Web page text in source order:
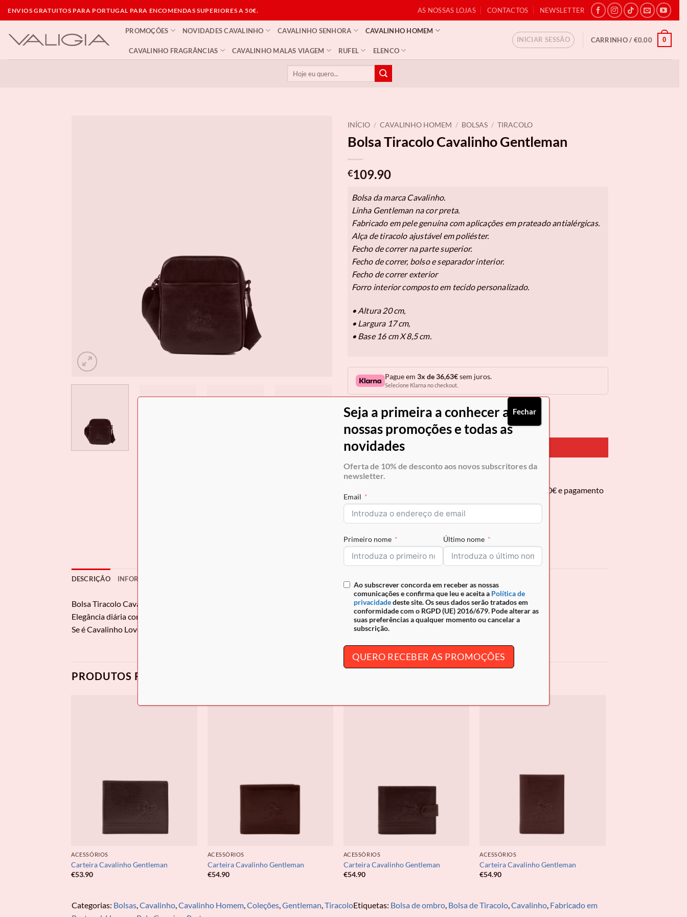
to
content
ENVIOS GRATUITOS PARA PORTUGAL PARA ENCOMENDAS SUPERIORES A 50€. AS NOSSAS LOJAS CONTACTOS NEWSLETTER
PROMOÇÕES NOVIDADES CAVALINHO CAVALINHO SENHORA CAVALINHO HOMEM
CAVALINHO FRAGRÂNCIAS CAVALINHO MALAS VIAGEM RUFEL ELENCO
INICIAR SESSÃO CARRINHO / €0.00 0
INÍCIO / CAVALINHO HOMEM / BOLSAS / TIRACOLO
Bolsa Tiracolo Cavalinho Gentleman
€109.90
Bolsa da marca Cavalinho.
Linha Gentleman na cor preta.
Fabricado em pele genuína com aplicações em prateado antialérgicas.
Alça de tiracolo ajustável em poliéster.
Fecho de correr na parte superior.
Fecho de correr, bolso e separador interior.
Fecho de correr exterior
Forro interior composto em tecido personalizado.
• Altura 20 cm,
• Largura 17 cm,
• Base 16 cm X 8,5 cm.
Pague em 3x de 36,63€sem juros.
Selecione Klarna no checkout.
Em stock
Quantidade de Bolsa Tiracolo Cavalinho Gentleman
Envio grátis para Portugal em encomendas superiores a 50€ e pagamento
seguro
REF:18320225.01.99
DESCRIÇÃO INFORMAÇÃO ADICIONAL
Bolsa Tiracolo Cavalinho
Elegância diária com a mala de tiracolo Cavalinho para homem. Compacta, resistente e sofisticada. O acessório que define o seu estilo.
Se é Cavalinho Lover e acompanha o nosso site, siga-nos nas nossas redes sociais,Facebook
PRODUTOS RELACIONADOS
ACESSÓRIOS
Carteira Cavalinho Gentleman
€53.90
ACESSÓRIOS
Carteira Cavalinho Gentleman
€54.90
ACESSÓRIOS
Carteira Cavalinho Gentleman
€54.90
ACESSÓRIOS
Carteira Cavalinho Gentleman
€54.90
Categorias: Bolsas,Cavalinho,Cavalinho Homem,Coleções,Gentleman,TiracoloEtiquetas: Bolsa de ombro, Bolsa de Tiracolo,Cavalinho, Fabricado em
Seja a primeira a conhecer as
nossas promoções e todas as
novidades
Oferta de 10% de desconto aos novos subscritores da
newsletter.
Email
Primeiro nome Último nome
Ao subscrever concorda em receber as nossas
comunicações e confirma que leu e aceita a Política de
privacidadedeste site. Os seus dados serão tratados em
conformidade com o RGPD (UE) 2016/679. Pode alterar as
suas preferências a qualquer momento ou cancelar a
subscrição.
QUERO RECEBER AS PROMOÇÕES
Fechar